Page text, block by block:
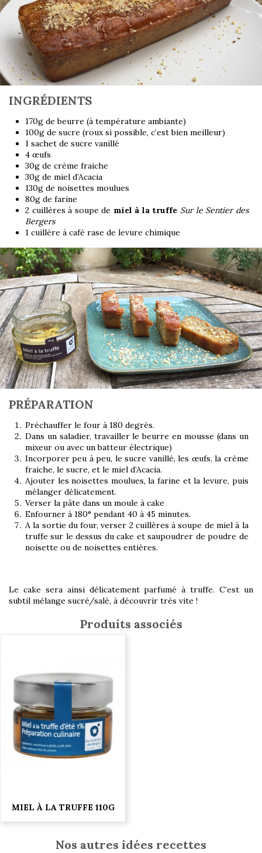
INGRÉDIENTS
170g de beurre (à température ambiante)
100g de sucre (roux si possible, c’est bien meilleur)
1 sachet de sucre vanillé
4 œufs
30g de crème fraiche
30g de miel d’Acacia
130g de noisettes moulues
80g de farine
2 cuillères à soupe de miel à la truffe Sur le Sentier des
Bergers
1 cuillère à café rase de levure chimique
PRÉPARATION
Préchauffer le four à 180 degrés.
Dans un saladier, travailler le beurre en mousse (dans un
mixeur ou avec un batteur électrique)
Incorporer peu à peu, le sucre vanillé, les œufs, la crème
fraiche, le sucre, et le miel d’Acacia.
Ajouter les noisettes moulues, la farine et la levure, puis
mélanger délicatement.
Verser la pâte dans un moule à cake
Enfourner à 180° pendant 40 à 45 minutes.
A la sortie du four, verser 2 cuillères à soupe de miel à la
truffe sur le dessus du cake et saupoudrer de poudre de
noisette ou de noisettes entières.
Le cake sera ainsi délicatement parfumé à truffe. C’est un
subtil mélange sucré/salé, à découvrir très vite !
Produits associés
MIEL À LA TRUFFE 110G
Nos autres idées recettes